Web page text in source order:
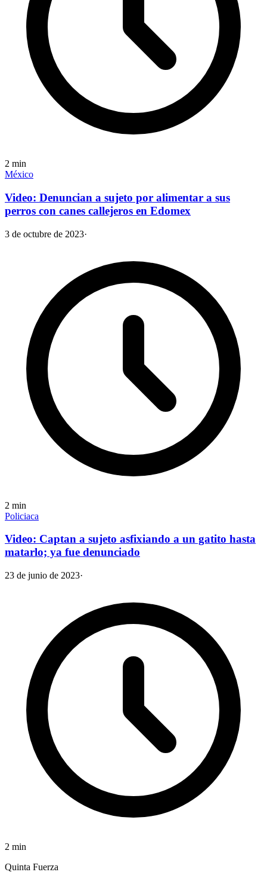
2 min
México
Video: Denuncian a sujeto por alimentar a sus
perros con canes callejeros en Edomex
3 de octubre de 2023·
2 min
Policiaca
Video: Captan a sujeto asfixiando a un gatito hasta
matarlo; ya fue denunciado
23 de junio de 2023·
2 min
Quinta Fuerza